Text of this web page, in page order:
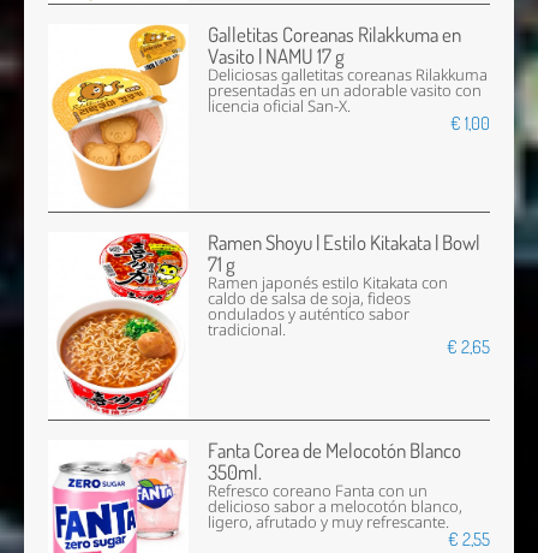
Galletitas Coreanas Rilakkuma en
Vasito | NAMU 17 g
Deliciosas galletitas coreanas Rilakkuma
presentadas en un adorable vasito con
licencia oficial San-X.
€ 1,00
Ramen Shoyu | Estilo Kitakata | Bowl
71 g
Ramen japonés estilo Kitakata con
caldo de salsa de soja, fideos
ondulados y auténtico sabor
tradicional.
€ 2,65
Fanta Corea de Melocotón Blanco
350ml.
Refresco coreano Fanta con un
delicioso sabor a melocotón blanco,
ligero, afrutado y muy refrescante.
€ 2,55